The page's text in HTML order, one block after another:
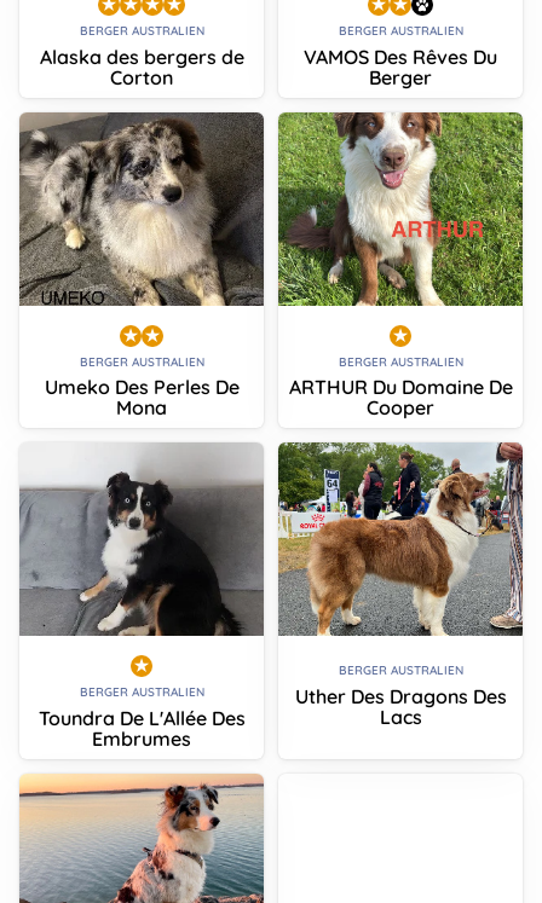
BERGER AUSTRALIEN
Alaska des bergers de
Corton
BERGER AUSTRALIEN
VAMOS Des Rêves Du
Berger
BERGER AUSTRALIEN
Umeko Des Perles De
Mona
BERGER AUSTRALIEN
ARTHUR Du Domaine De
Cooper
BERGER AUSTRALIEN
Toundra De L'Allée Des
Embrumes
BERGER AUSTRALIEN
Uther Des Dragons Des
Lacs